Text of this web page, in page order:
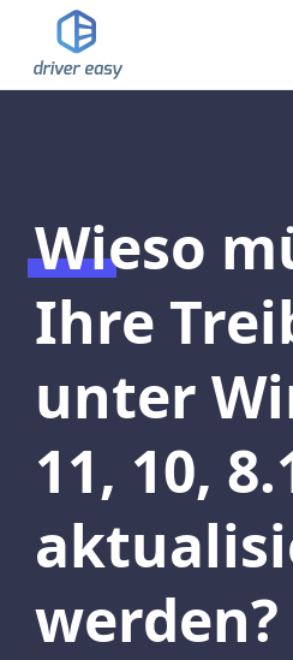
Wieso
Ihre
unter
11, 10,
werden?